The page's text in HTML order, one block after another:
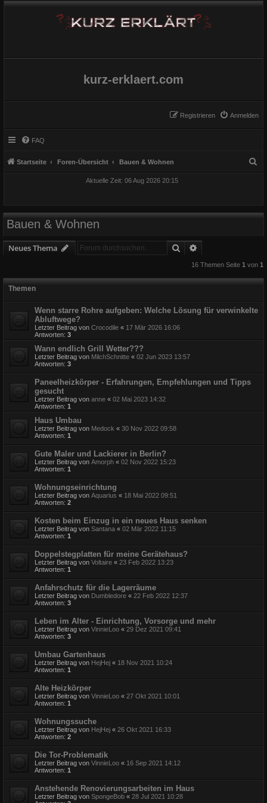
kurz-erklaert.com
Anmelden
Registrieren
FAQ
Startseite Foren-Übersicht Bauen & Wohnen
Aktuelle Zeit: 06 Aug 2026 20:15
Bauen & Wohnen
Neues Thema Suche
16 Themen Seite 1 von 1
Themen
Wenn starre Rohre aufgeben: Welche Lösung für verwinkelte
Abluftwege?
Letzter Beitrag von Crocodile « 17 Mär 2026 16:06
Antworten: 3
Wann endlich Grill Wetter???
Letzter Beitrag von MilchSchnitte « 02 Jun 2023 13:57
Antworten: 3
Paneelheizkörper - Erfahrungen, Empfehlungen und Tipps
gesucht
Letzter Beitrag von anne « 02 Mai 2023 14:32
Antworten: 1
Haus Umbau
Letzter Beitrag von Medock « 30 Nov 2022 09:58
Antworten: 1
Gute Maler und Lackierer in Berlin?
Letzter Beitrag von Amorph « 02 Nov 2022 15:23
Antworten: 1
Wohnungseinrichtung
Letzter Beitrag von Aquarius « 18 Mai 2022 09:51
Antworten: 2
Kosten beim Einzug in ein neues Haus senken
Letzter Beitrag von Santana « 02 Mär 2022 11:15
Antworten: 1
Doppelstegplatten für meine Gerätehaus?
Letzter Beitrag von Voltaire « 23 Feb 2022 13:23
Antworten: 1
Anfahrschutz für die Lagerräume
Letzter Beitrag von Dumbledore « 22 Feb 2022 12:37
Antworten: 3
Leben im Alter - Einrichtung, Vorsorge und mehr
Letzter Beitrag von VinnieLoo « 29 Dez 2021 09:41
Antworten: 3
Umbau Gartenhaus
Letzter Beitrag von HejHej « 18 Nov 2021 10:24
Antworten: 1
Alte Heizkörper
Letzter Beitrag von VinnieLoo « 27 Okt 2021 10:01
Antworten: 1
Wohnungssuche
Letzter Beitrag von HejHej « 26 Okt 2021 16:33
Antworten: 2
Die Tor-Problematik
Letzter Beitrag von VinnieLoo « 16 Sep 2021 14:12
Antworten: 1
Anstehende Renovierungsarbeiten im Haus
Letzter Beitrag von SpongeBob « 28 Jul 2021 10:28